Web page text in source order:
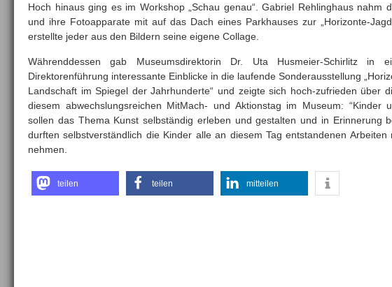
Hoch hinaus ging es im Workshop „Schau genau“. Gabriel Rehlinghaus nahm
und ihre Fotoapparate mit auf das Dach eines Parkhauses zur „Horizonte-
erstellte jeder aus den Bildern seine eigene Collage.
Währenddessen gab Museumsdirektorin Dr. Uta Husmeier-Schirlitz in
Direktorenführung interessante Ein­blicke in die laufende Sonderausstellung
Land­schaft im Spiegel der Jahrhunderte“ und zeigte sich hoch-zufrie­den über
diesem abwechs­lungsreichen MitMach- und Aktionstag im Museum: “Kinder
sollen das Thema Kunst selbständig erleben und gestalten und in Erinnerung
durften selbstverständlich die Kinder alle an diesem Tag entstandenen Arbeiten
nehmen.
teilen teilen mitteilen